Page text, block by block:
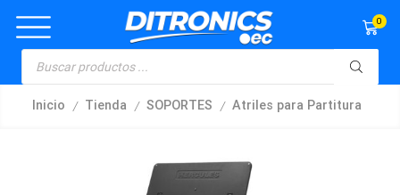
0
Inicio / Tienda / SOPORTES / Atriles para Partitura